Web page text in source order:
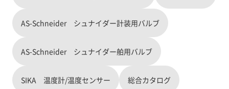
AS-Schneider シュナイダー計装用バルブ
AS-Schneider シュナイダー舶用バルブ
SIKA 温度計/温度センサー 総合カタログ